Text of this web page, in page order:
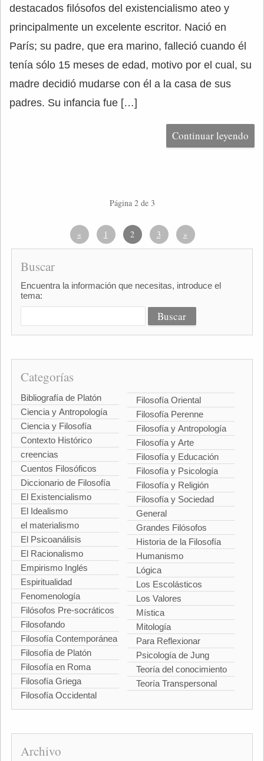
destacados filósofos del existencialismo ateo y
principalmente un excelente escritor. Nació en
París; su padre, que era marino, falleció cuando él
tenía sólo 15 meses de edad, motivo por el cual, su
madre decidió mudarse con él a la casa de sus
padres. Su infancia fue […]
Continuar leyendo
Página 2 de 3
« 1 2 3 »
Buscar
Encuentra la información que necesitas, introduce el
tema:
Categorías
Bibliografía de Platón
Ciencia y Antropología
Ciencia y Filosofía
Contexto Histórico
creencias
Cuentos Filosóficos
Diccionario de Filosofía
El Existencialismo
El Idealismo
el materialismo
El Psicoanálisis
El Racionalismo
Empirismo Inglés
Espiritualidad
Fenomenología
Filósofos Pre-socráticos
Filosofando
Filosofía Contemporánea
Filosofía de Platón
Filosofía en Roma
Filosofía Griega
Filosofía Occidental
Filosofía Oriental
Filosofía Perenne
Filosofía y Antropología
Filosofía y Arte
Filosofía y Educación
Filosofía y Psicología
Filosofía y Religión
Filosofía y Sociedad
General
Grandes Filósofos
Historia de la Filosofía
Humanismo
Lógica
Los Escolásticos
Los Valores
Mística
Mitología
Para Reflexionar
Psicología de Jung
Teoría del conocimiento
Teoría Transpersonal
Archivo